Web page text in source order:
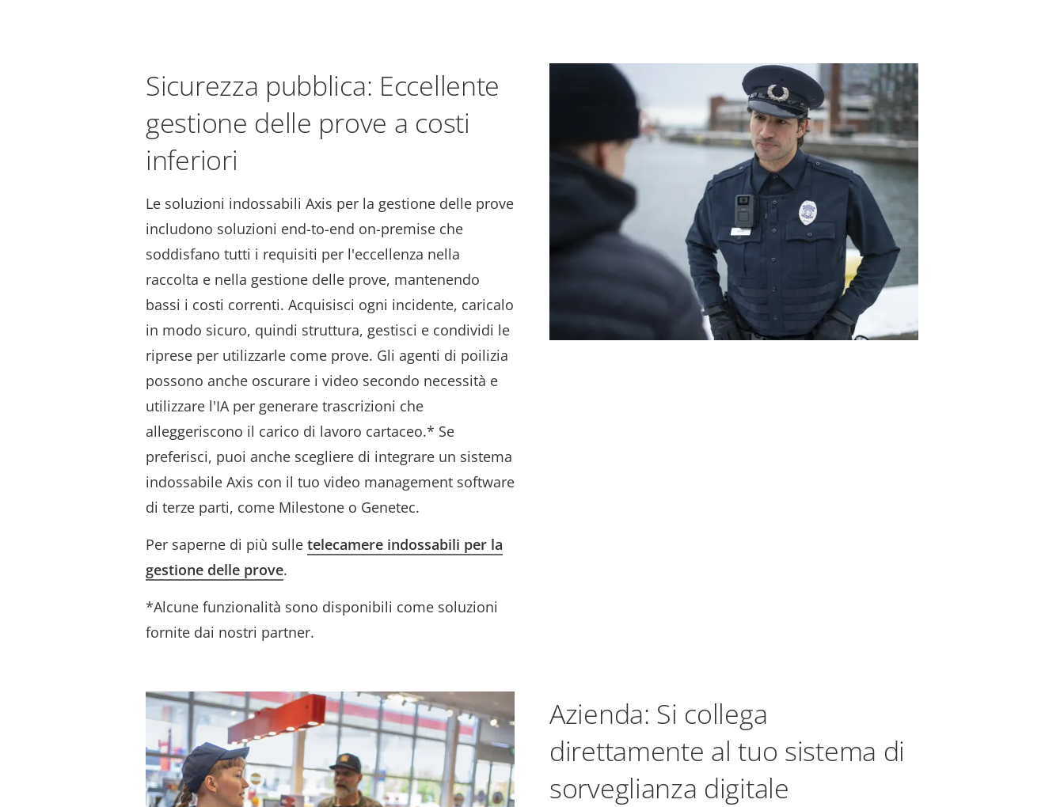
Sicurezza pubblica: Eccellente
gestione delle prove a costi
inferiori
Le soluzioni indossabili Axis per la gestione delle prove
includono soluzioni end-to-end on-premise che
soddisfano tutti i requisiti per l'eccellenza nella
raccolta e nella gestione delle prove, mantenendo
bassi i costi correnti. Acquisisci ogni incidente, caricalo
in modo sicuro, quindi struttura, gestisci e condividi le
riprese per utilizzarle come prove. Gli agenti di poilizia
possono anche oscurare i video secondo necessità e
utilizzare l'IA per generare trascrizioni che
alleggeriscono il carico di lavoro cartaceo.* Se
preferisci, puoi anche scegliere di integrare un sistema
indossabile Axis con il tuo video management software
di terze parti, come Milestone o Genetec.
Per saperne di più sulle telecamere indossabili per la
gestione delle prove.
*Alcune funzionalità sono disponibili come soluzioni
fornite dai nostri partner.
Azienda: Si collega
direttamente al tuo sistema di
sorveglianza digitale